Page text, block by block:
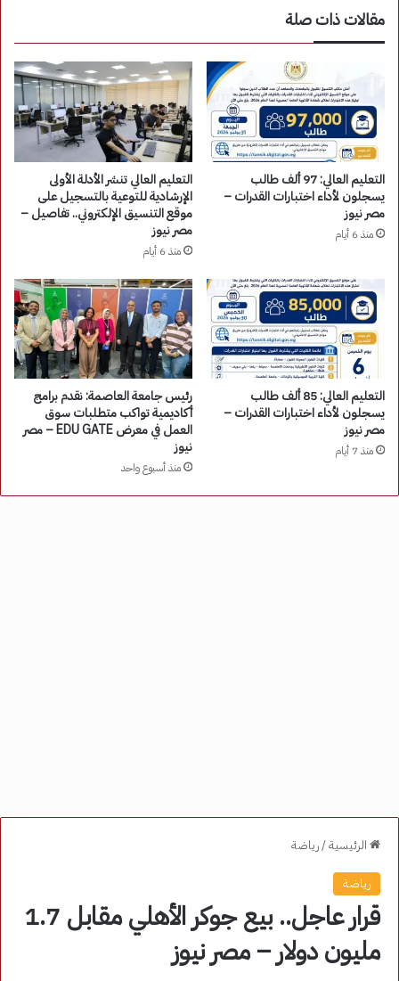
مقالات ذات صلة
التعليم العالي: 97 ألف طالب
يسجلون لأداء اختبارات القدرات –
مصر نيوز
منذ 6 أيام
التعليم العالي تنشر الأدلة الأولى
الإرشادية للتوعية بالتسجيل على
موقع التنسيق الإلكتروني.. تفاصيل –
مصر نيوز
منذ 6 أيام
التعليم العالي: 85 ألف طالب
يسجلون لأداء اختبارات القدرات –
مصر نيوز
منذ 7 أيام
رئيس جامعة العاصمة: نقدم برامج
أكاديمية تواكب متطلبات سوق
العمل في معرض EDU GATE – مصر
نيوز
منذ أسبوع واحد